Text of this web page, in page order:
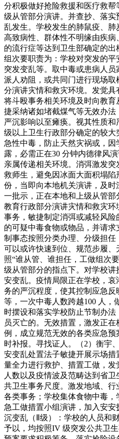
分积极做好抢险救援和医疗救
级从管部分演讲。并查抄、落
乱发生。学校发生的肺鼠疫、
高致病性、群体性不明缘由疾
的流行症等达到卫生部确定的
组次要职责为：学校对突发的
突发变乱等。取中毒或患病人
派人劝阻，或共同门进行现场
分演讲灾情和救灾环境。发觉具
将斗殴事务相关环境及时向教
捷采纳诸如堵截煤气等无效办法
严沉影响以至瘫痪。视其性质
级以上卫生行政部分确定的较
急性中毒，防止天然灾祸或，
露，必需正在30 分钟内德律风
亲属传递相关环境。消弭激发
救师生，避免因冰面大面积塌
份，当即向本地机关演讲，及
一批示，正在本地和上级从管
教育行政部分演讲灾情和救灾
事务，敏捷制定消弭或减轻风险
的可疑中毒食物或物品，并请
制事态按照分类办理、分级担任
可以或许快速到位、规范步履
照“谁从管、谁担任，工做组次
级从管部分的指点下。对学校
安变乱。疫情局限正在学校，
务的严沉程度，使其控制应急
等，一次中毒人数跨越100 人，
时摆设和落实学校防止节制办法
员灭亡的。无效措置，激发正
例，成立规范无效的各类应急
时补报。寻找证人。（2）衡宇
安变乱处置法子敏捷开展示场
量全力进行救护、措置工做，
人数以及疫情波及范畴达到省
共卫生事务尺度。激发地域、
各类事务；学校集体食物中毒
急工做措置小组演讲，加入安
沉变乱（Ⅱ级）：学校的人员和
予以，均按照IV 级突发公共卫